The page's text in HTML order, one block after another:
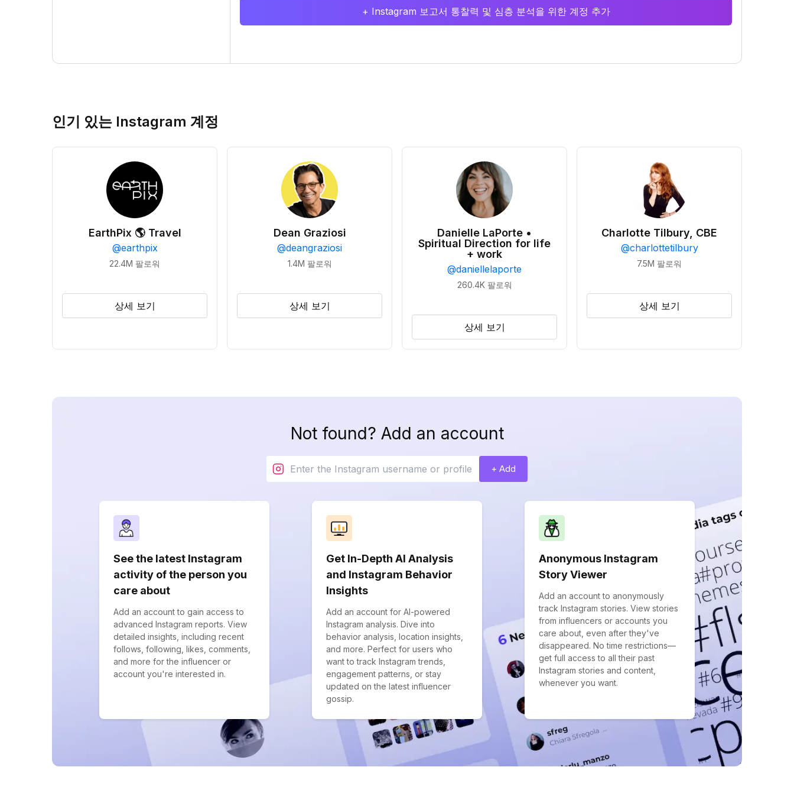
+ Instagram 보고서 통찰력 및 심층 분석을 위한 계정 추가
인기 있는 Instagram 계정
EarthPix 🌎 Travel
@earthpix
22.4M 팔로워
상세 보기
Dean Graziosi
@deangraziosi
1.4M 팔로워
상세 보기
Danielle LaPorte •
Spiritual Direction for life
+ work
@daniellelaporte
260.4K 팔로워
상세 보기
Charlotte Tilbury, CBE
@charlottetilbury
7.5M 팔로워
상세 보기
Not found? Add an account
+ Add
See the latest Instagram
activity of the person you
care about
Add an account to gain access to
advanced Instagram reports. View
detailed insights, including recent
follows, following, likes, comments,
and more for the influencer or
account you're interested in.
Get In-Depth AI Analysis
and Instagram Behavior
Insights
Add an account for AI-powered
Instagram analysis. Dive into
behavior analysis, location insights,
and more. Perfect for users who
want to track Instagram trends,
engagement patterns, or stay
updated on the latest influencer
gossip.
Anonymous Instagram
Story Viewer
Add an account to anonymously
track Instagram stories. View stories
from influencers or accounts you
care about, even after they've
disappeared. No time restrictions—
get full access to all their past
Instagram stories and content,
whenever you want.